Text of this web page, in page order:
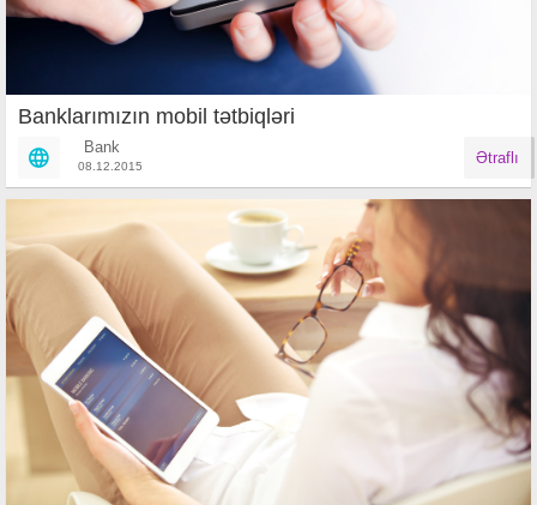
Banklarımızın mobil tətbiqləri
Bank
08.12.2015 Ətraflı